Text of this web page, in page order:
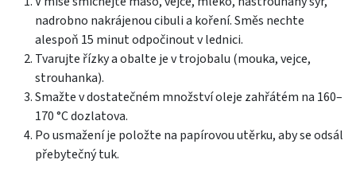
nadrobno nakrájenou cibuli a koření. Směs nechte
alespoň 15 minut odpočinout v lednici.
Tvarujte řízky a obalte je v trojobalu (mouka, vejce,
strouhanka).
Smažte v dostatečném množství oleje zahřátém na 160–
170 °C dozlatova.
Po usmažení je položte na papírovou utěrku, aby se odsál
přebytečný tuk.